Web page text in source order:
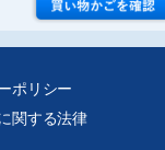
ポリシー
関する法律